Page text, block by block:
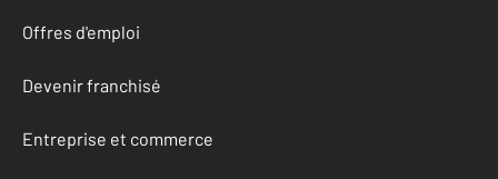
Offres d'emploi
Devenir franchisé
Entreprise et commerce